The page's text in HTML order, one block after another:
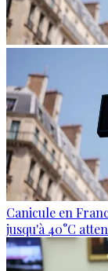
Canicule en
jusqu'à 40°C